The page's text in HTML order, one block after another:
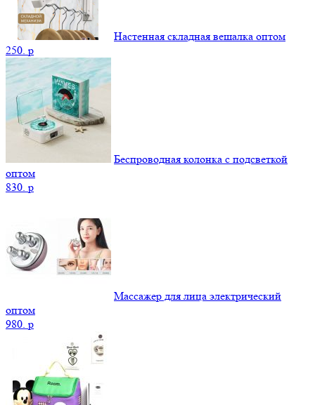
Настенная складная вешалка оптом
250. p
Беспроводная колонка с подсветкой
оптом
830. p
Массажер для лица электрический
оптом
980. p